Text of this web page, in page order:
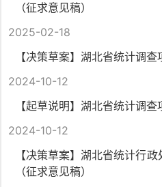
（征求意见稿）
2025-02-18
【决策草案】湖北省统计调查
2024-10-12
【起草说明】湖北省统计调查
2024-10-12
【决策草案】湖北省统计行
（征求意见稿）